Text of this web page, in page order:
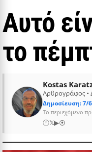
Αυτό
το
Kostas
Αρθρογράφος •
Δημοσίευση: 7/
Το περιεχόμενο
ⓕ𝕏▶⦿